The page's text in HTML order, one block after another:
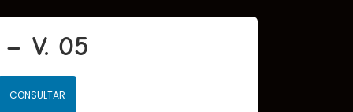
– V. 05
CONSULTAR